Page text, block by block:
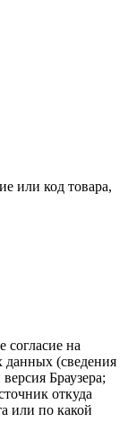
или код товара,
согласие на
данных (сведения
Браузера;
откуда
или по какой